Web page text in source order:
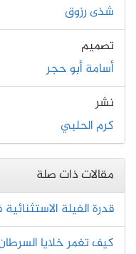
شذى رزوق
تصميم
أسامة أبو حجر
نشر
كرم الحلبي
مقالات ذات صلة
قدرة الفيلة
كيف تغمر خلايا